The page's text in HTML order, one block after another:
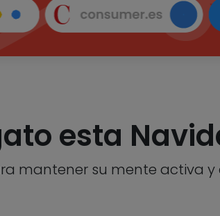
esta
mantener su mente activa